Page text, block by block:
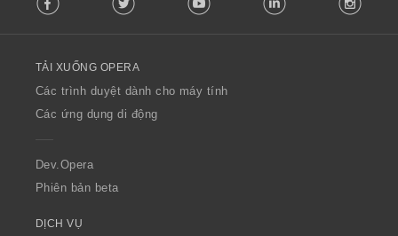
w
O
p
a
TẢI XUỐNG OPERA
Các trình duyệt dành cho máy tính
Các ứng dụng di động
Dev.Opera
Phiên bản beta
DỊCH VỤ